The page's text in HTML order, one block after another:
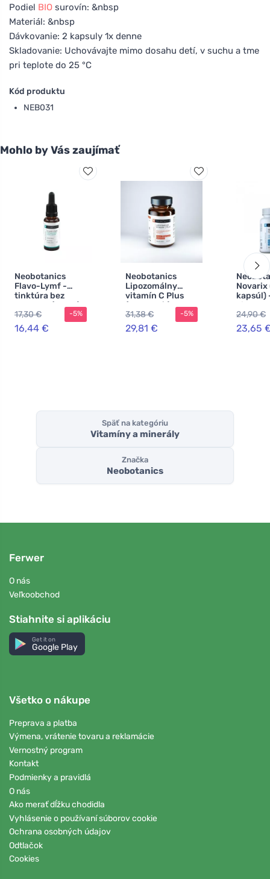
Podiel BIO surovín: &nbsp
Materiál: &nbsp
Dávkovanie: 2 kapsuly 1x denne
Skladovanie: Uchovávajte mimo dosahu detí, v suchu a tme
pri teplote do 25 °C
Kód produktu
NEB031
Mohlo by Vás zaujímať
Neobotanics
Flavo-Lymf -
tinktúra bez
alkoholu (50 ml) -
lymfatický a
cievny systém
17,30 €
16,44 €
-5%
Neobotanics
Lipozomálny
vitamín C Plus
(60 kapsúl) - so
selénom a zinkom
31,38 €
29,81 €
-5%
Novarix
kapsúl)
cievny
24,90 €
23,65
Späť na kategóriu
Vitamíny a minerály
Značka
Neobotanics
Ferwer
O nás
Veľkoobchod
Stiahnite si aplikáciu
Get it on
Google Play
Všetko o nákupe
Preprava a platba
Výmena, vrátenie tovaru a reklamácie
Vernostný program
Kontakt
Podmienky a pravidlá
O nás
Ako merať dĺžku chodidla
Vyhlásenie o používaní súborov cookie
Ochrana osobných údajov
Odtlačok
Cookies